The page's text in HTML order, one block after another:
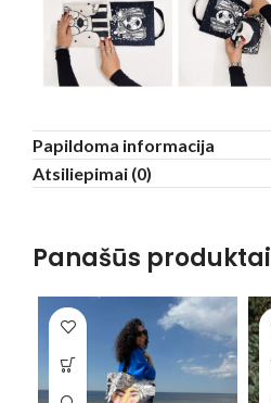
Papildoma informacija
Atsiliepimai (0)
Panašūs produktai